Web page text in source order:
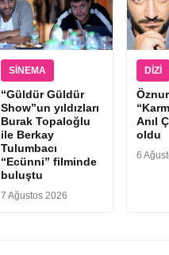
SINEMA
“Güldür Güldür
Show”un yıldızları
Burak Topaloğlu
ile Berkay
Tulumbacı
“Ecünni” filminde
buluştu
7 Ağustos 2026
DIZI
Anıl
oldu
6